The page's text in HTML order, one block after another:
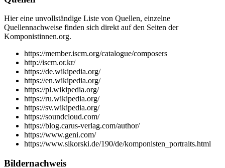
Hier eine unvollständige Liste von Quellen, einzelne
Quellennachweise finden sich direkt auf den Seiten der
Komponistinnen.org.
https://member.iscm.org/catalogue/composers
http://iscm.or.kr/
https://de.wikipedia.org/
https://en.wikipedia.org/
https://pl.wikipedia.org/
https://ru.wikipedia.org/
https://sv.wikipedia.org/
https://soundcloud.com/
https://blog.carus-verlag.com/author/
https://www.geni.com/
https://www.sikorski.de/190/de/komponisten_portraits.html
Bildernachweis